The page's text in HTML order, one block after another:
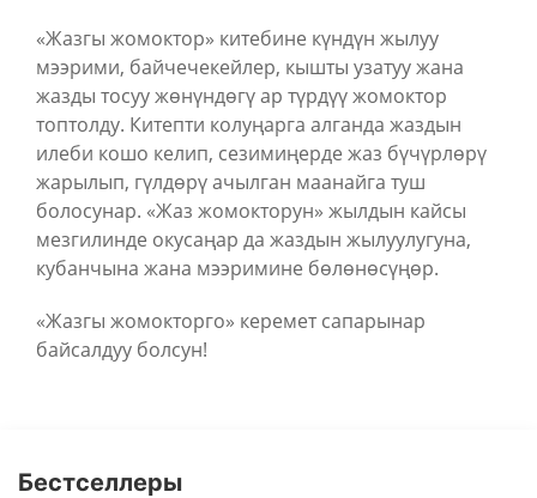
«Жазгы жомоктор» китебине күндүн жылуу
мээрими, байчечекейлер, кышты узатуу жана
жазды тосуу жөнүндөгү ар түрдүү жомоктор
топтолду. Китепти колуңарга алганда жаздын
илеби кошо келип, сезимиңерде жаз бүчүрлөрү
жарылып, гүлдөрү ачылган маанайга туш
болосунар. «Жаз жомокторун» жылдын кайсы
мезгилинде окусаңар да жаздын жылуулугуна,
кубанчына жана мээримине бөлөнөсүңөр.
«Жазгы жомокторго» керемет сапарынар
байсалдуу болсун!
Бестселлеры